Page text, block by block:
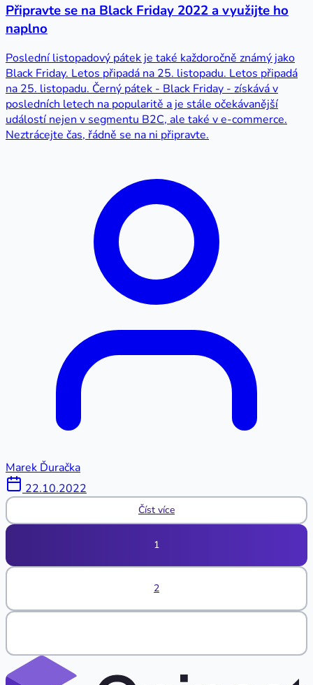
Připravte se na Black Friday 2022 a využijte ho
naplno
Poslední listopadový pátek je také každoročně známý jako
Black Friday. Letos připadá na 25. listopadu. Letos připadá
na 25. listopadu. Černý pátek - Black Friday - získává v
posledních letech na popularitě a je stále očekávanější
událostí nejen v segmentu B2C, ale také v e-commerce.
Neztrácejte čas, řádně se na ni připravte.
Marek Ďuračka
22.10.2022
Číst více
1
2